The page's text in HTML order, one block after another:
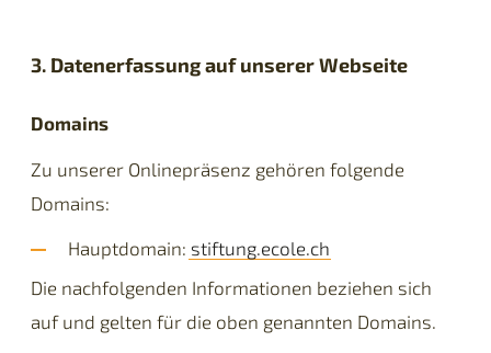
3. Datenerfassung auf unserer Webseite
Domains
Zu unserer Onlinepräsenz gehören folgende
Domains:
Hauptdomain: stiftung.ecole.ch
Die nachfolgenden Informationen beziehen sich
auf und gelten für die oben genannten Domains.